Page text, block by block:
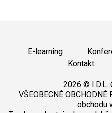
E-learning
Kontakt
2026 © I.D.L.
VŠEOBECNÉ
obchodu